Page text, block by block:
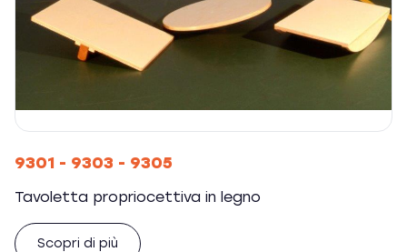
9301 - 9303 - 9305
Tavoletta propriocettiva in legno
Scopri di più